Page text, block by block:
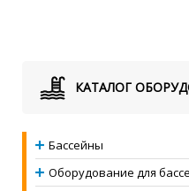
КАТАЛОГ
Бассейны
Оборудование для